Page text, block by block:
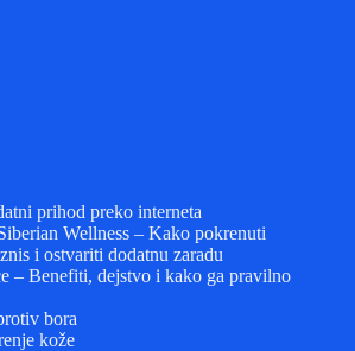
prihod preko interneta
Wellness – Kako pokrenuti
i ostvariti dodatnu zaradu
– Benefiti, dejstvo i kako ga pravilno
bora
kože